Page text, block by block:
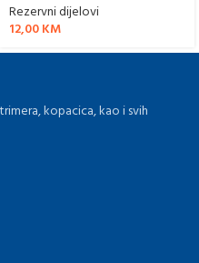
Rezervni dijelovi
12,00KM
kopacica, kao i svih